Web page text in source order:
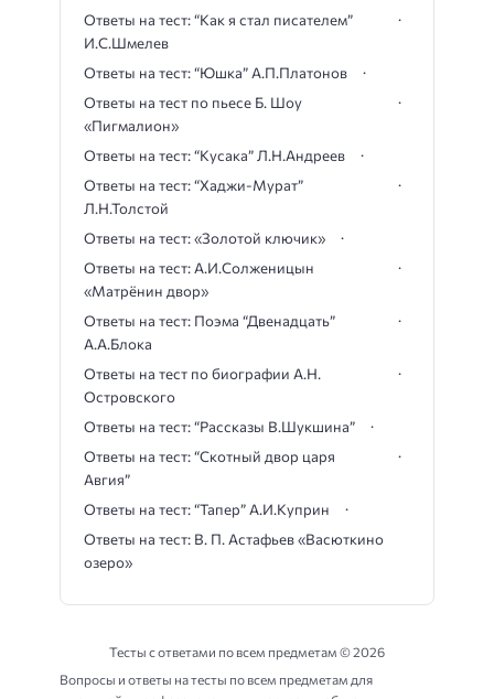
Ответы на тест: “Как я стал писателем”
И.С.Шмелев
Ответы на тест: “Юшка” А.П.Платонов
Ответы на тест по пьесе Б. Шоу
«Пигмалион»
Ответы на тест: “Кусака” Л.Н.Андреев
Ответы на тест: “Хаджи-Мурат”
Л.Н.Толстой
Ответы на тест: «Золотой ключик»
Ответы на тест: А.И.Солженицын
«Матрёнин двор»
Ответы на тест: Поэма “Двенадцать”
А.А.Блока
Ответы на тест по биографии А.Н.
Островского
Ответы на тест: “Рассказы В.Шукшина”
Ответы на тест: “Скотный двор царя
Авгия”
Ответы на тест: “Тапер” А.И.Куприн
Ответы на тест: В. П. Астафьев «Васюткино
озеро»
Тесты с ответами по всем предметам ©2026
Вопросы и ответы на тесты по всем предметам для